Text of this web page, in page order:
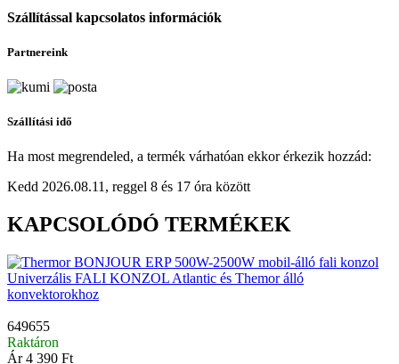
Szállítással kapcsolatos információk
Partnereink
Szállítási idő
Ha most megrendeled, a termék várhatóan ekkor érkezik hozzád:
Kedd 2026.08.11, reggel 8 és 17 óra között
KAPCSOLÓDÓ TERMÉKEK
Univerzális FALI KONZOL Atlantic és Themor álló
konvektorokhoz
649655
Raktáron
Ár 4 390 Ft